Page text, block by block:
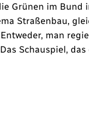
Grünen im Bund
Straßenbau,
man
Schauspiel,